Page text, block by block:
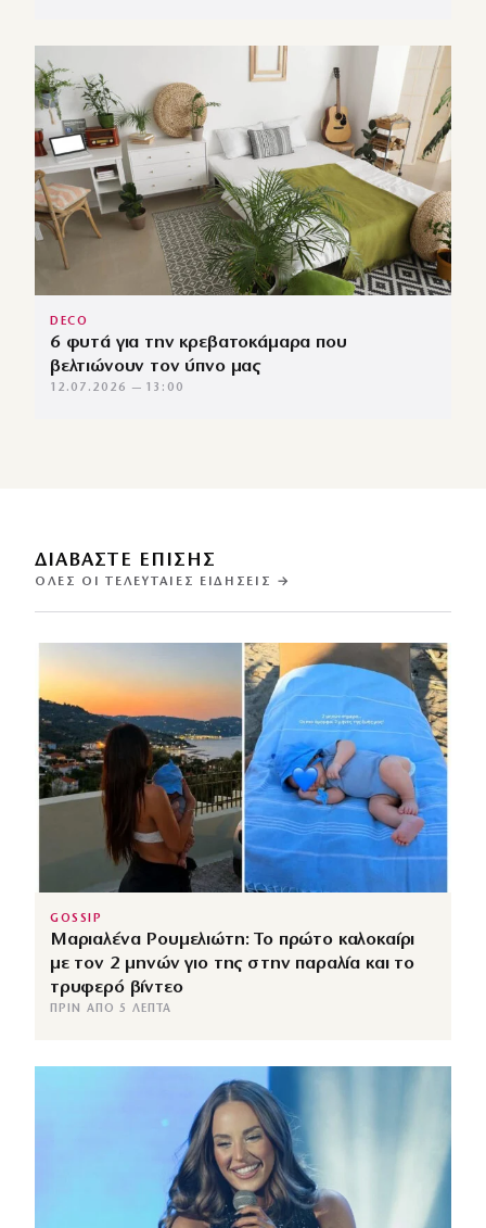
DECO
6 φυτά για την κρεβατοκάμαρα που
βελτιώνουν τον ύπνο μας
12.07.2026 — 13:00
ΔΙΑΒΑΣΤΕ ΕΠΙΣΗΣ
ΌΛΕΣ ΟΙ ΤΕΛΕΥΤΑΊΕΣ ΕΙΔΉΣΕΙΣ →
GOSSIP
Μαριαλένα Ρουμελιώτη: Το πρώτο καλοκαίρι
με τον 2 μηνών γιο της στην παραλία και το
τρυφερό βίντεο
ΠΡΙΝ ΑΠΌ 5 ΛΕΠΤΆ